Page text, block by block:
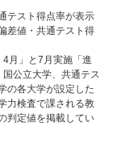
テスト得点率が表示
差値・共通テスト得
」と7月実施「進
公立大学、共通テス
の各大学が設定した
力検査で課される教
判定値を掲載してい